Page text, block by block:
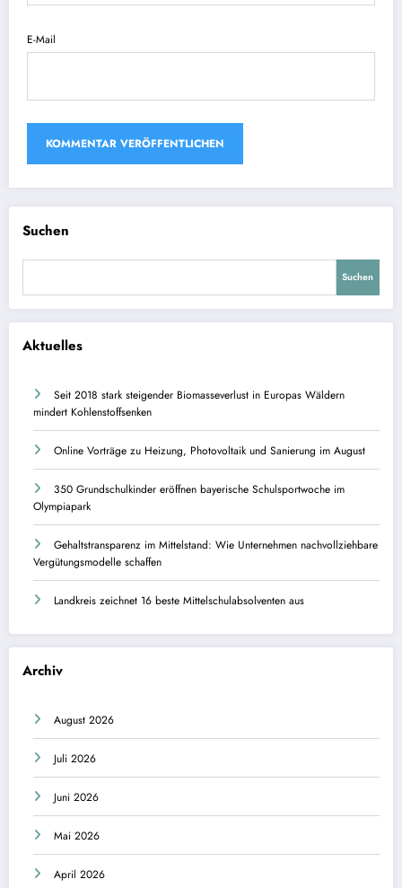
E-Mail
Suchen
Suchen
Aktuelles
Seit 2018 stark steigender Biomasseverlust in Europas Wäldern
mindert Kohlenstoffsenken
Online Vorträge zu Heizung, Photovoltaik und Sanierung im August
350 Grundschulkinder eröffnen bayerische Schulsportwoche im
Olympiapark
Gehaltstransparenz im Mittelstand: Wie Unternehmen nachvollziehbare
Vergütungsmodelle schaffen
Landkreis zeichnet 16 beste Mittelschulabsolventen aus
Archiv
August 2026
Juli 2026
Juni 2026
Mai 2026
April 2026